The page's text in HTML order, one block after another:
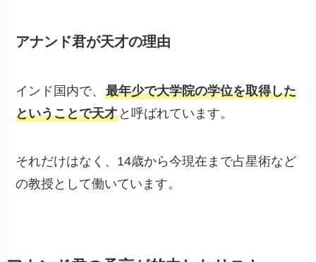
アナンド君が天才の理由
インド国内で、最年少で大学院の学位を取得した
ということで天才 と呼ばれています。
それだけはなく、14歳から今現在まで占星術など
の教授として働いています。